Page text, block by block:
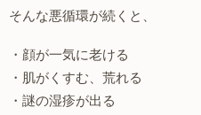
そんな悪循環が続くと、
・顔が一気に老ける
・肌がくすむ、荒れる
・謎の湿疹が出る